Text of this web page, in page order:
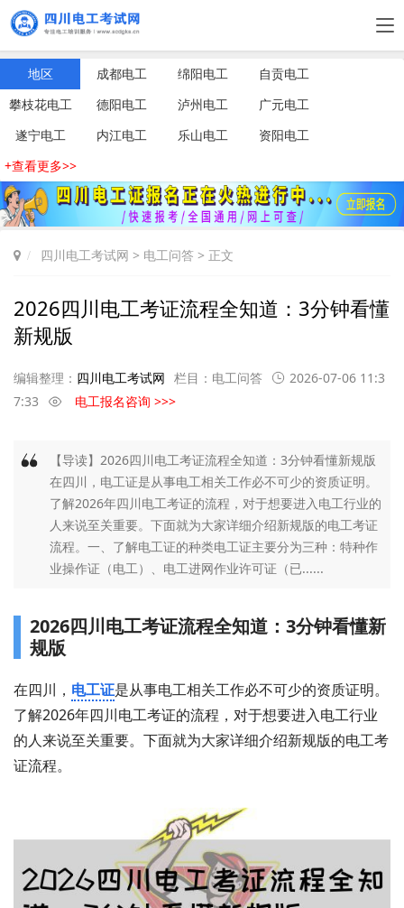
地区 成都电工 绵阳电工
自贡电工
攀枝花电工
德阳电工 泸州电工
广元电工
遂宁电工
内江电工 乐山电工
资阳电工
+查看更多>>
四川电工考试网 > 电工问答 > 正文
2026四川电工考证流程全知道：3分钟看懂
新规版
编辑整理： 四川电工考试网 栏目： 电工问答
2026-07-06 11:3
7:33
电工报名咨询 >>>
【导读】2026四川电工考证流程全知道：3分钟看懂新规版
在四川，电工证是从事电工相关工作必不可少的资质证明。
了解2026年四川电工考证的流程，对于想要进入电工行业的
人来说至关重要。下面就为大家详细介绍新规版的电工考证
流程。一、了解电工证的种类电工证主要分为三种：特种作
业操作证（电工）、电工进网作业许可证（已......
2026四川电工考证流程全知道：3分钟看懂新
规版
在四川， 电工证是从事电工相关工作必不可少的资质证明。
了解2026年四川电工考证的流程，对于想要进入电工行业
的人来说至关重要。下面就为大家详细介绍新规版的电工考
证流程。